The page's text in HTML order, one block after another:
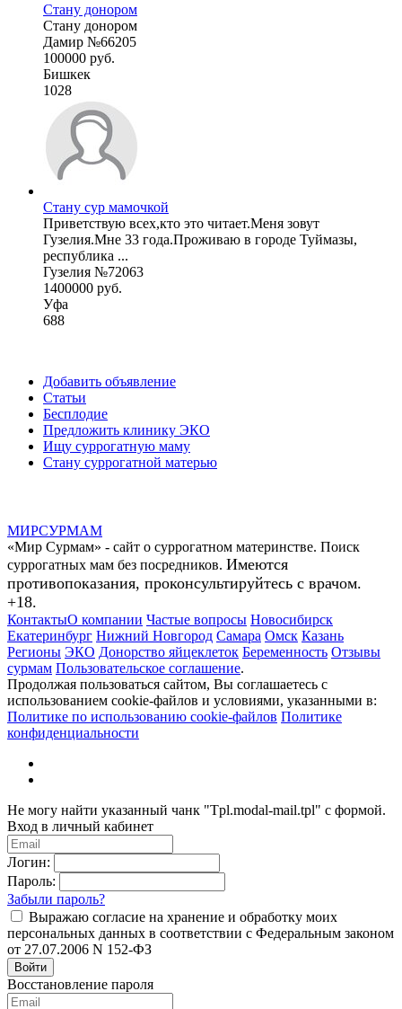
Стану донором
Стану донором
Дамир №66205
100000 руб.
Бишкек
1028
Стану сур мамочкой
Приветствую всех,кто это читает.Меня зовут
Гузелия.Мне 33 года.Проживаю в городе Туймазы,
республика ...
Гузелия №72063
1400000 руб.
Уфа
688
Добавить объявление
Статьи
Бесплодие
Предложить клинику ЭКО
Ищу суррогатную маму
Стану суррогатной матерью
МИРСУРМАМ
«Мир Сурмам» - сайт о суррогатном материнстве. Поиск
суррогатных мам без посредников. Имеются
противопоказания, проконсультируйтесь с врачом.
+18.
КонтактыО компании Частые вопросы Новосибирск
Екатеринбург Нижний Новгород Самара Омск Казань
Регионы ЭКО Донорство яйцеклеток Беременность Отзывы
сурмам Пользовательское соглашение.
Продолжая пользоваться сайтом, Вы соглашаетесь с
использованием cookie-файлов и условиями, указанными в:
Политике по использованию cookie-файлов Политике
конфиденциальности
Не могу найти указанный чанк "Tpl.modal-mail.tpl" с формой.
Вход в личный кабинет
Логин:
Пароль:
Забыли пароль?
Выражаю согласие на хранение и обработку моих
персональных данных в соответствии с Федеральным законом
от 27.07.2006 N 152-ФЗ
Войти
Восстановление пароля